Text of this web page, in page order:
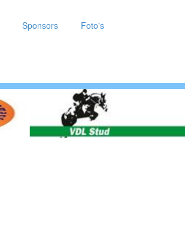
Sponsors Foto's